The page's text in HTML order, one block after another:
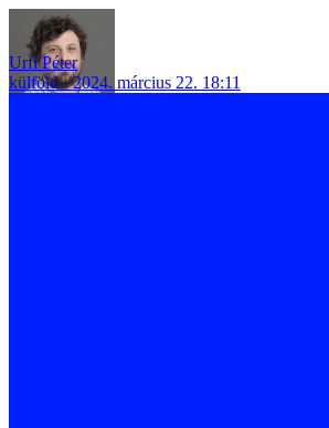
Urfi Péter
külföld
2024. március 22. 18:11